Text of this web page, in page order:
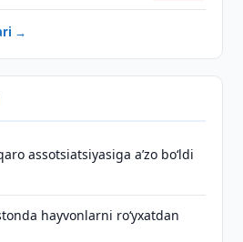
→
assotsiatsiyasiga aʼzo bo‘ldi
hayvonlarni ro‘yxatdan